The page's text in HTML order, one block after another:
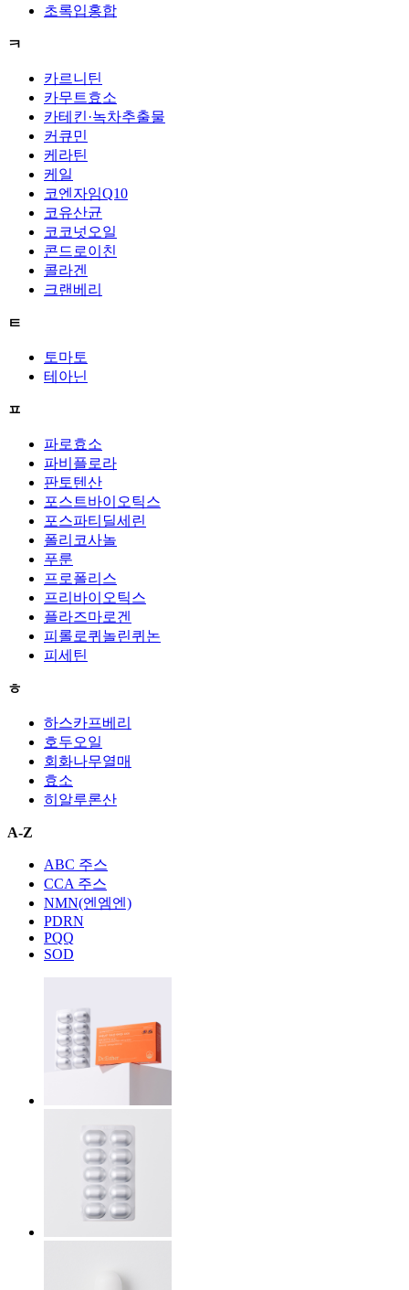
초록입홍합
ㅋ
카르니틴
카무트효소
카테킨·녹차추출물
커큐민
케라틴
케일
코엔자임Q10
코유산균
코코넛오일
콘드로이친
콜라겐
크랜베리
ㅌ
토마토
테아닌
ㅍ
파로효소
파비플로라
판토텐산
포스트바이오틱스
포스파티딜세린
폴리코사놀
푸룬
프로폴리스
프리바이오틱스
플라즈마로겐
피롤로퀴놀린퀴논
피세틴
ㅎ
하스카프베리
호두오일
회화나무열매
효소
히알루론산
A-Z
ABC 주스
CCA 주스
NMN(엔엠엔)
PDRN
PQQ
SOD